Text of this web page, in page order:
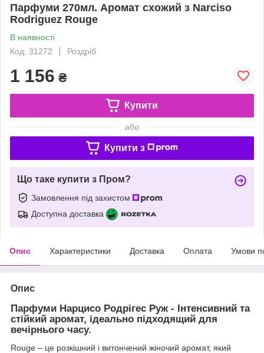
Парфуми 270мл. Аромат схожий з Narciso
Rodriguez Rouge
В наявності
Код: 31272
Роздріб
1 156 ₴
Купити
або
Купити з
Що таке купити з Пром?
Замовлення під захистом
Доступна доставка
Опис Характеристики Доставка Оплата Умови
Опис
Парфуми Нарцисо Родрігес Руж - Інтенсивний та
стійкий аромат, ідеально підходящий для
вечірнього часу.
Rouge – це розкішний і витончений жіночий аромат, який